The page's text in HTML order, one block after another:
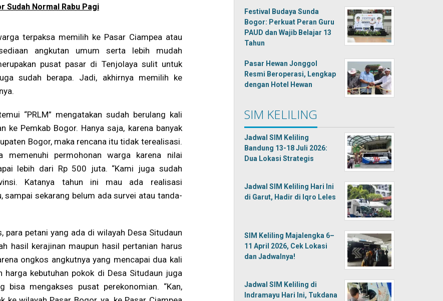
Sudah Normal Rabu Pagi
terpaksa memilih ke Pasar Ciampea atau
angkutan umum serta lebih mudah
pusat pasar di Tenjolaya sulit untuk
sudah berapa. Jadi, akhirnya memilih ke
“PRLM” mengatakan sudah berulang kali
ke Pemkab Bogor. Hanya saja, karena banyak
Bogor, maka rencana itu tidak terealisasi.
memenuhi permohonan warga karena nilai
lebih dari Rp 500 juta. “Kami juga sudah
Katanya tahun ini mau ada realisasi
sampai sekarang belum ada survei atau tanda-
petani yang ada di wilayah Desa Situdaun
hasil kerajinan maupun hasil pertanian harus
ongkos angkutnya yang mencapai dua kali
kebutuhan pokok di Desa Situdaun juga
bisa mengakses pusat perekonomian. “Kan,
Festival Budaya Sunda
Bogor: Perkuat Peran Guru
PAUD dan Wajib Belajar 13
Tahun
Pasar Hewan Jonggol
Resmi Beroperasi, Lengkap
dengan Hotel Hewan
SIM KELILING
Jadwal SIM Keliling
Bandung 13-18 Juli 2026:
Dua Lokasi Strategis
Jadwal SIM Keliling Hari Ini
di Garut, Hadir di Iqro Leles
SIM Keliling Majalengka 6–
11 April 2026, Cek Lokasi
dan Jadwalnya!
Jadwal SIM Keliling di
Indramayu Hari Ini, Tukdana